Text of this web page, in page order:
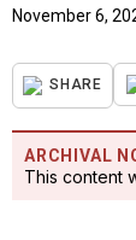
November 6,
SHARE
ARCHIVAL
This content